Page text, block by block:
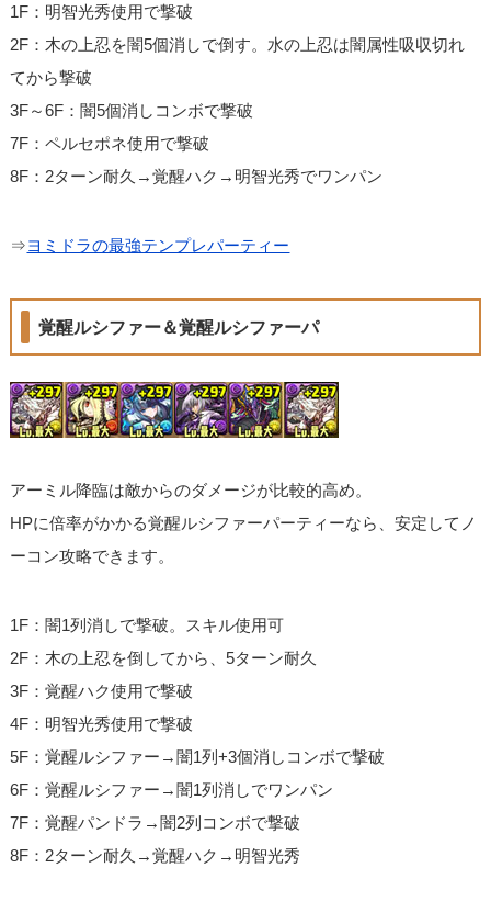
1F：明智光秀使用で撃破
2F：木の上忍を闇5個消しで倒す。水の上忍は闇属性吸収切れ
てから撃破
3F～6F：闇5個消しコンボで撃破
7F：ペルセポネ使用で撃破
8F：2ターン耐久→覚醒ハク→明智光秀でワンパン
⇒ヨミドラの最強テンプレパーティー
覚醒ルシファー＆覚醒ルシファーパ
アーミル降臨は敵からのダメージが比較的高め。
HPに倍率がかかる覚醒ルシファーパーティーなら、安定してノ
ーコン攻略できます。
1F：闇1列消しで撃破。スキル使用可
2F：木の上忍を倒してから、5ターン耐久
3F：覚醒ハク使用で撃破
4F：明智光秀使用で撃破
5F：覚醒ルシファー→闇1列+3個消しコンボで撃破
6F：覚醒ルシファー→闇1列消しでワンパン
7F：覚醒パンドラ→闇2列コンボで撃破
8F：2ターン耐久→覚醒ハク→明智光秀